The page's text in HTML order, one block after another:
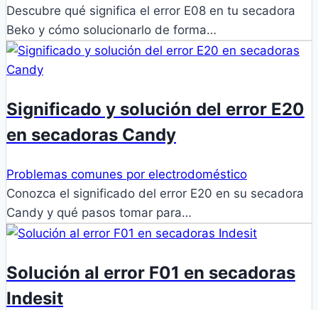
Descubre qué significa el error E08 en tu secadora
Beko y cómo solucionarlo de forma…
Significado y solución del error E20
en secadoras Candy
Problemas comunes por electrodoméstico
Conozca el significado del error E20 en su secadora
Candy y qué pasos tomar para…
Solución al error F01 en secadoras
Indesit